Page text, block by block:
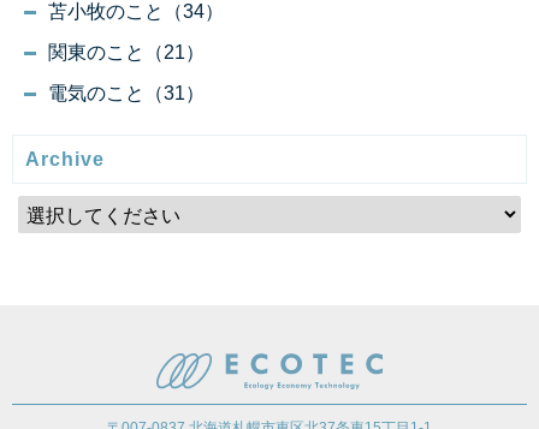
苫小牧のこと（34）
関東のこと（21）
電気のこと（31）
Archive